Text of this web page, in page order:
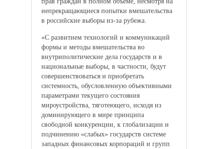
непрекращающиеся попытки вмешательства
в российские выборы из-за рубежа.
«С развитием технологий и коммуникаций
формы и методы вмешательства во
внутриполитические дела государств и в
национальные выборы, в частности, будут
совершенствоваться и приобретать
системность, обусловленную объективными
параметрами текущего состояния
мироустройства, тяготеющего, исходя из
доминирующего в мире принципа
свободной конкуренции, к глобализации и
подчинению «слабых» государств системе
западных финансовых корпораций и групп